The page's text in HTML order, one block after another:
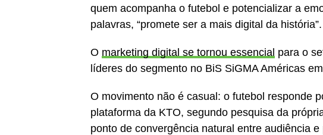
quem acompanha o futebol e potencializar a
palavras, “promete ser a mais digital da história”.
O marketing digital se tornou essencial para o
líderes do segmento no BiS SiGMA Américas
O movimento não é casual: o futebol responde
plataforma da KTO, segundo pesquisa da
ponto de convergência natural entre audiência